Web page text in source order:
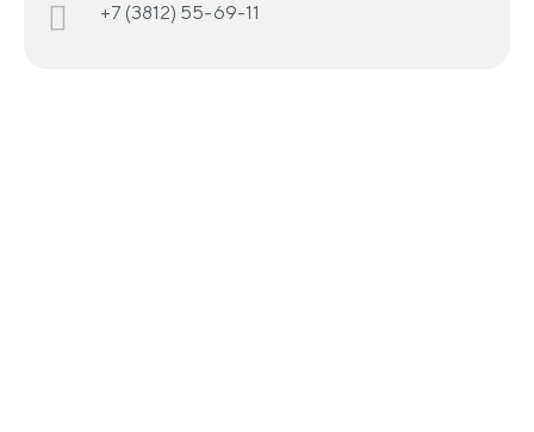
+7 (3812) 55-69-11